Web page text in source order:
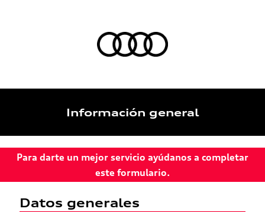
Información general
Para darte un mejor servicio ayúdanos a completar
este formulario.
Datos generales